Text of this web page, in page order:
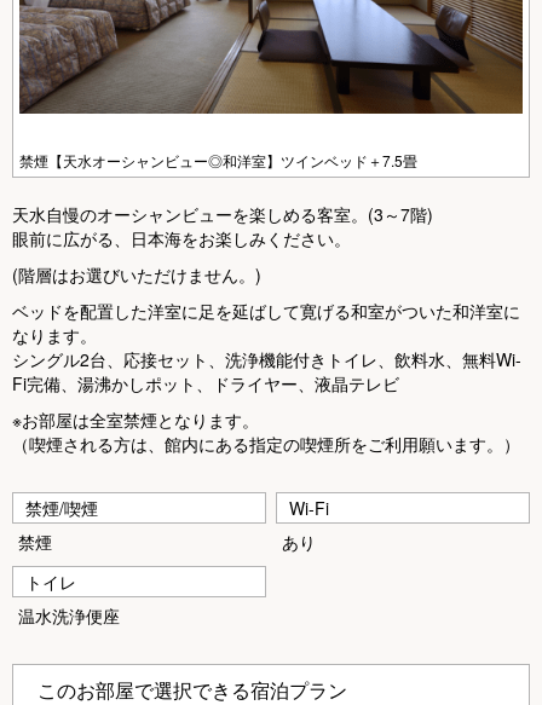
禁煙【天水オーシャンビュー◎和洋室】ツインベッド＋7.5畳
天水自慢のオーシャンビューを楽しめる客室。(3～7階)
眼前に広がる、日本海をお楽しみください。
(階層はお選びいただけません。)
ベッドを配置した洋室に足を延ばして寛げる和室がついた和洋室に
なります。
シングル2台、応接セット、洗浄機能付きトイレ、飲料水、無料Wi-
Fi完備、湯沸かしポット、ドライヤー、液晶テレビ
※お部屋は全室禁煙となります。
（喫煙される方は、館内にある指定の喫煙所をご利用願います。）
禁煙/喫煙
禁煙
Wi-Fi
あり
トイレ
温水洗浄便座
このお部屋で選択できる宿泊プラン